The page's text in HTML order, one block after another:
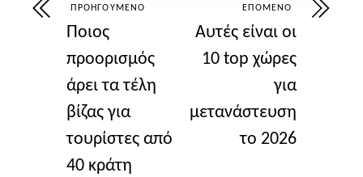
ΠΡΟΗΓΟΎΜΕΝΟ
Ποιος
προορισμός
άρει τα τέλη
βίζας για
τουρίστες από
40 κράτη
ΕΠΌΜΕΝΟ
Αυτές είναι οι
10 top χώρες
για
μετανάστευση
το 2026